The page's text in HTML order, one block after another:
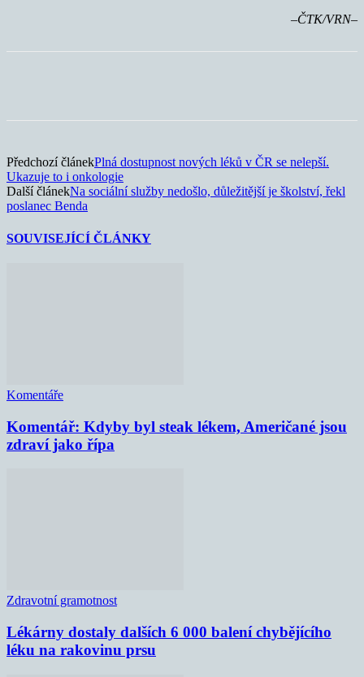
–ČTK/VRN–
Předchozí článekPlná dostupnost nových léků v ČR se nelepší.
Ukazuje to i onkologie
Další článekNa sociální služby nedošlo, důležitější je školství, řekl
poslanec Benda
SOUVISEJÍCÍ ČLÁNKY
Komentáře
Komentář: Kdyby byl steak lékem, Američané jsou
zdraví jako řípa
Zdravotní gramotnost
Lékárny dostaly dalších 6 000 balení chybějícího
léku na rakovinu prsu